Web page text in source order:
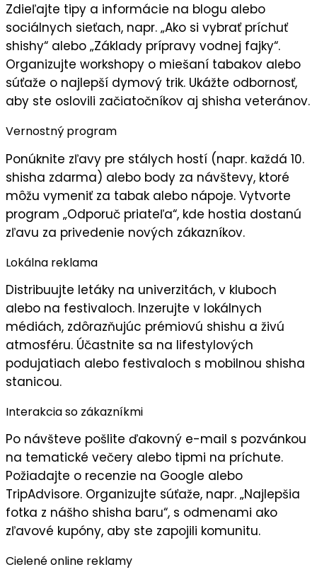
Zdieľajte tipy a informácie na blogu alebo
sociálnych sieťach, napr. „Ako si vybrať príchuť
shishy“ alebo „Základy prípravy vodnej fajky“.
Organizujte workshopy o miešaní tabakov alebo
súťaže o najlepší dymový trik. Ukážte odbornosť,
aby ste oslovili začiatočníkov aj shisha veteránov.
Vernostný program
Ponúknite zľavy pre stálych hostí (napr. každá 10.
shisha zdarma) alebo body za návštevy, ktoré
môžu vymeniť za tabak alebo nápoje. Vytvorte
program „Odporuč priateľa“, kde hostia dostanú
zľavu za privedenie nových zákazníkov.
Lokálna reklama
Distribuujte letáky na univerzitách, v kluboch
alebo na festivaloch. Inzerujte v lokálnych
médiách, zdôrazňujúc prémiovú shishu a živú
atmosféru. Účastnite sa na lifestylových
podujatiach alebo festivaloch s mobilnou shisha
stanicou.
Interakcia so zákazníkmi
Po návšteve pošlite ďakovný e-mail s pozvánkou
na tematické večery alebo tipmi na príchute.
Požiadajte o recenzie na Google alebo
TripAdvisore. Organizujte súťaže, napr. „Najlepšia
fotka z nášho shisha baru“, s odmenami ako
zľavové kupóny, aby ste zapojili komunitu.
Cielené online reklamy